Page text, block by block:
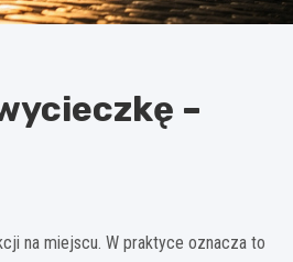
–
na miejscu. W praktyce oznacza to